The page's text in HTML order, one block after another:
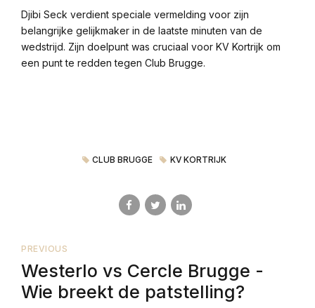
Djibi Seck verdient speciale vermelding voor zijn
belangrijke gelijkmaker in de laatste minuten van de
wedstrijd. Zijn doelpunt was cruciaal voor KV Kortrijk om
een punt te redden tegen Club Brugge.
CLUB BRUGGE KV KORTRIJK
PREVIOUS
Westerlo vs Cercle Brugge -
Wie breekt de patstelling?